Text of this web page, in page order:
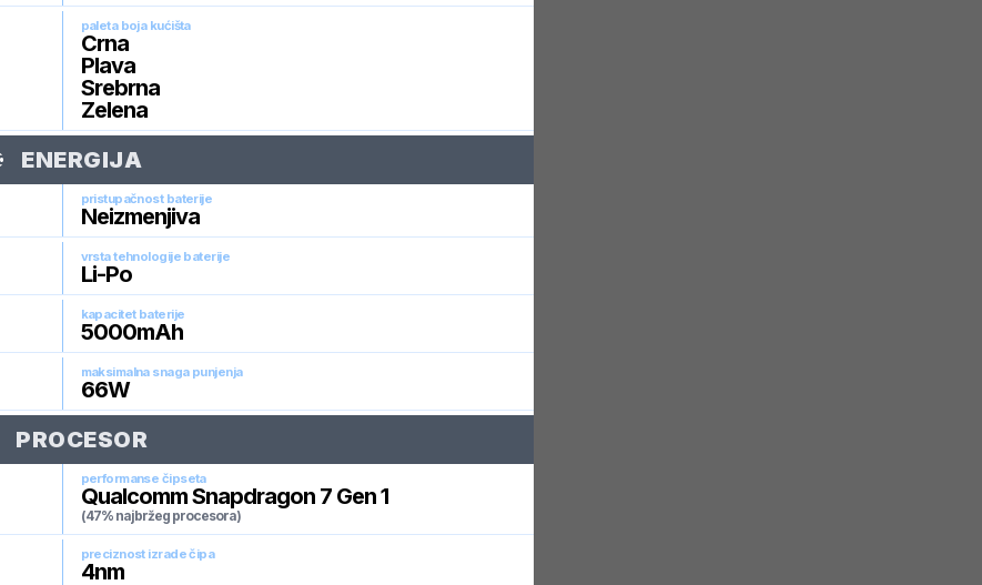
paleta boja kućišta
Crna
Plava
Srebrna
Zelena
ENERGIJA
pristupačnost baterije
Neizmenjiva
vrsta tehnologije baterije
Li-Po
kapacitet baterije
5000mAh
maksimalna snaga punjenja
66W
PROCESOR
performanse čipseta
Qualcomm Snapdragon 7 Gen 1
(47% najbržeg procesora)
preciznost izrade čipa
4nm